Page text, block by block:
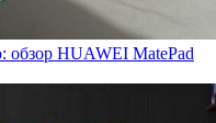
обзор HUAWEI MatePad